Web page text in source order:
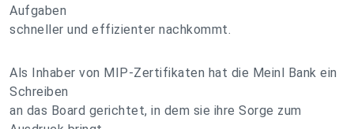
Aufgaben
schneller und effizienter nachkommt.
Als Inhaber von MIP-Zertifikaten hat die Meinl Bank ein
Schreiben
an das Board gerichtet, in dem sie ihre Sorge zum